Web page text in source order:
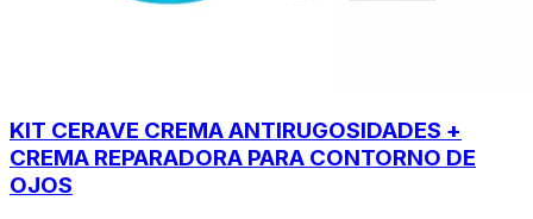
KIT CERAVE CREMA ANTIRUGOSIDADES +
CREMA REPARADORA PARA CONTORNO DE
OJOS